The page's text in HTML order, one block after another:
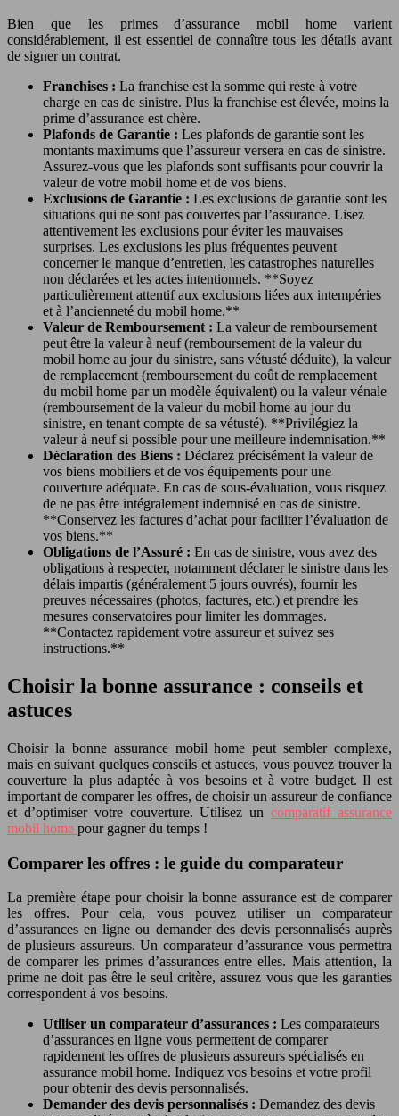
Bien que les primes d’assurance mobil home varient
considérablement, il est essentiel de connaître tous les détails avant
de signer un contrat.
Franchises : La franchise est la somme qui reste à votre
charge en cas de sinistre. Plus la franchise est élevée, moins la
prime d’assurance est chère.
Plafonds de Garantie : Les plafonds de garantie sont les
montants maximums que l’assureur versera en cas de sinistre.
Assurez-vous que les plafonds sont suffisants pour couvrir la
valeur de votre mobil home et de vos biens.
Exclusions de Garantie : Les exclusions de garantie sont les
situations qui ne sont pas couvertes par l’assurance. Lisez
attentivement les exclusions pour éviter les mauvaises
surprises. Les exclusions les plus fréquentes peuvent
concerner le manque d’entretien, les catastrophes naturelles
non déclarées et les actes intentionnels. **Soyez
particulièrement attentif aux exclusions liées aux intempéries
et à l’ancienneté du mobil home.**
Valeur de Remboursement : La valeur de remboursement
peut être la valeur à neuf (remboursement de la valeur du
mobil home au jour du sinistre, sans vétusté déduite), la valeur
de remplacement (remboursement du coût de remplacement
du mobil home par un modèle équivalent) ou la valeur vénale
(remboursement de la valeur du mobil home au jour du
sinistre, en tenant compte de sa vétusté). **Privilégiez la
valeur à neuf si possible pour une meilleure indemnisation.**
Déclaration des Biens : Déclarez précisément la valeur de
vos biens mobiliers et de vos équipements pour une
couverture adéquate. En cas de sous-évaluation, vous risquez
de ne pas être intégralement indemnisé en cas de sinistre.
**Conservez les factures d’achat pour faciliter l’évaluation de
vos biens.**
Obligations de l’Assuré : En cas de sinistre, vous avez des
obligations à respecter, notamment déclarer le sinistre dans les
délais impartis (généralement 5 jours ouvrés), fournir les
preuves nécessaires (photos, factures, etc.) et prendre les
mesures conservatoires pour limiter les dommages.
**Contactez rapidement votre assureur et suivez ses
instructions.**
Choisir la bonne assurance : conseils et
astuces
Choisir la bonne assurance mobil home peut sembler complexe,
mais en suivant quelques conseils et astuces, vous pouvez trouver la
couverture la plus adaptée à vos besoins et à votre budget. Il est
important de comparer les offres, de choisir un assureur de confiance
et d’optimiser votre couverture. Utilisez uncomparatif assurance
mobil home pour gagner du temps !
Comparer les offres : le guide du comparateur
La première étape pour choisir la bonne assurance est de comparer
les offres. Pour cela, vous pouvez utiliser un comparateur
d’assurances en ligne ou demander des devis personnalisés auprès
de plusieurs assureurs. Un comparateur d’assurance vous permettra
de comparer les primes d’assurances entre elles. Mais attention, la
prime ne doit pas être le seul critère, assurez vous que les garanties
correspondent à vos besoins.
Utiliser un comparateur d’assurances : Les comparateurs
d’assurances en ligne vous permettent de comparer
rapidement les offres de plusieurs assureurs spécialisés en
assurance mobil home. Indiquez vos besoins et votre profil
pour obtenir des devis personnalisés.
Demander des devis personnalisés : Demandez des devis